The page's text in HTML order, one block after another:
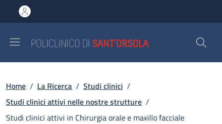
al contenuto principale
to footer content
Briciole di pane
Home / La Ricerca / Studi clinici /
Studi clinici attivi nelle nostre strutture /
Studi clinici attivi in Chirurgia orale e maxillo facciale